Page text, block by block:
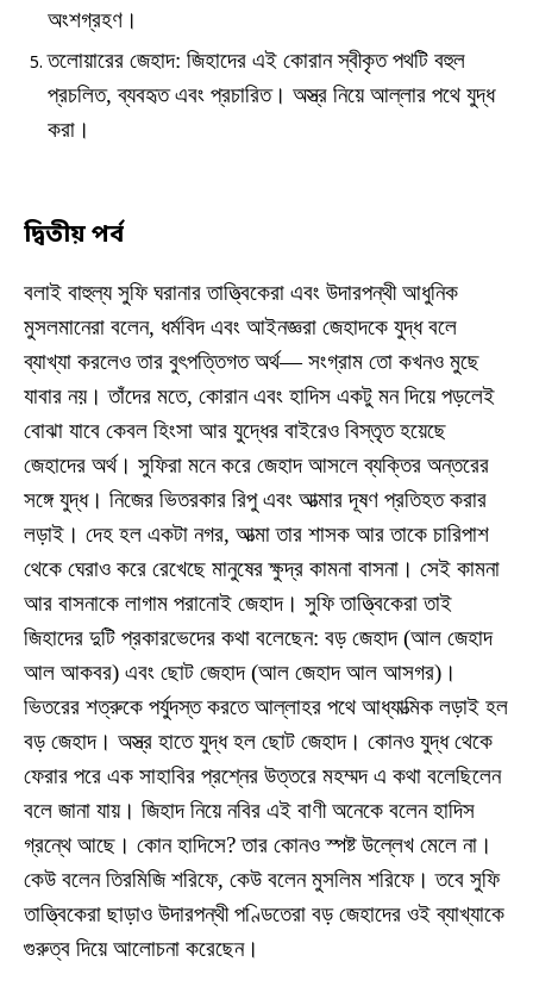
অংশগ্রহণ।
তলোয়ারের জেহাদ: জিহাদের এই কোরান স্বীকৃত পথটি বহুল
প্রচলিত, ব্যবহৃত এবং প্রচারিত। অস্ত্র নিয়ে আল্লার পথে যুদ্ধ
করা।
দ্বিতীয় পর্ব
বলাই বাহুল্য সুফি ঘরানার তাত্ত্বিকেরা এবং উদারপন্থী আধুনিক
মুসলমানেরা বলেন, ধর্মবিদ এবং আইনজ্ঞরা জেহাদকে যুদ্ধ বলে
ব্যাখ্যা করলেও তার বুৎপত্তিগত অর্থ— সংগ্রাম তো কখনও মুছে
যাবার নয়। তাঁদের মতে, কোরান এবং হাদিস একটু মন দিয়ে পড়লেই
বোঝা যাবে কেবল হিংসা আর যুদ্ধের বাইরেও বিস্তৃত হয়েছে
জেহাদের অর্থ। সুফিরা মনে করে জেহাদ আসলে ব্যক্তির অন্তরের
সঙ্গে যুদ্ধ। নিজের ভিতরকার রিপু এবং আত্মার দূষণ প্রতিহত করার
লড়াই। দেহ হল একটা নগর, আত্মা তার শাসক আর তাকে চারিপাশ
থেকে ঘেরাও করে রেখেছে মানুষের ক্ষুদ্র কামনা বাসনা। সেই কামনা
আর বাসনাকে লাগাম পরানোই জেহাদ। সুফি তাত্ত্বিকেরা তাই
জিহাদের দুটি প্রকারভেদের কথা বলেছেন: বড় জেহাদ (আল জেহাদ
আল আকবর) এবং ছোট জেহাদ (আল জেহাদ আল আসগর)।
ভিতরের শত্রুকে পর্যুদস্ত করতে আল্লাহর পথে আধ্যাত্মিক লড়াই হল
বড় জেহাদ। অস্ত্র হাতে যুদ্ধ হল ছোট জেহাদ। কোনও যুদ্ধ থেকে
ফেরার পরে এক সাহাবির প্রশ্নের উত্তরে মহম্মদ এ কথা বলেছিলেন
বলে জানা যায়। জিহাদ নিয়ে নবির এই বাণী অনেকে বলেন হাদিস
গ্রন্থে আছে। কোন হাদিসে? তার কোনও স্পষ্ট উল্লেখ মেলে না।
কেউ বলেন তিরমিজি শরিফে, কেউ বলেন মুসলিম শরিফে। তবে সুফি
তাত্ত্বিকেরা ছাড়াও উদারপন্থী পণ্ডিতেরা বড় জেহাদের ওই ব্যাখ্যাকে
গুরুত্ব দিয়ে আলোচনা করেছেন।